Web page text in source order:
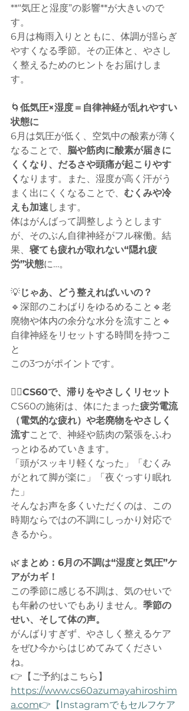
**“気圧と湿度”の影響**が大きいので
す。
6月は梅雨入りとともに、体調が揺らぎ
やすくなる季節。その正体と、やさし
く整えるためのヒントをお届けしま
す。
🌀 低気圧×湿度＝自律神経が乱れやすい
状態に
6月は気圧が低く、空気中の酸素が薄く
なることで、 脳や筋肉に酸素が届きに
くくなり、だるさや頭痛が起こりやす
く なります。また、湿度が高く汗がう
まく出にくくなることで、 むくみや冷
えも加速します。
体はがんばって調整しようとします
が、そのぶん自律神経がフル稼働。結
果、 寝ても疲れが取れない“隠れ疲
労”状態に…。
💡じゃあ、どう整えればいいの？
🔹深部のこわばりをゆるめること🔹老
廃物や体内の余分な水分を流すこと🔹
自律神経をリセットする時間を持つこ
と
この3つがポイントです。
💆‍♀️CS60で、滞りをやさしくリセット
CS60の施術は、体にたまった疲労電流
（電気的な疲れ）や老廃物をやさしく
流すことで、神経や筋肉の緊張をふわ
っとゆるめていきます。
「頭がスッキリ軽くなった」「むくみ
がとれて脚が楽に」「夜ぐっすり眠れ
た」
そんなお声を多くいただくのは、この
時期ならではの不調にしっかり対応で
きるから。
🌿 まとめ：6月の不調は“湿度と気圧”ケ
アがカギ！
この季節に感じる不調は、気のせいで
も年齢のせいでもありません。 季節の
せい、そして体の声。
がんばりすぎず、やさしく整えるケア
をぜひ今からはじめてみてください
ね。
👉【ご予約はこちら】
https://www.cs60azumayahiroshim
a.com👉【Instagramでもセルフケア